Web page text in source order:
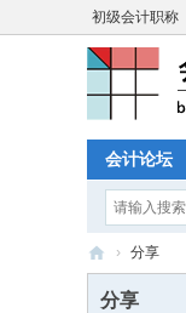
初级会计职称
会计论坛
› 分享
分享